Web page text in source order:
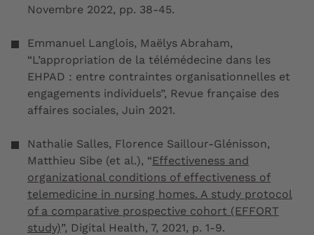
Novembre 2022, pp. 38-45.
Emmanuel Langlois, Maëlys Abraham,
“L’appropriation de la télémédecine dans les
EHPAD : entre contraintes organisationnelles et
engagements individuels”, Revue française des
affaires sociales, Juin 2021.
Nathalie Salles, Florence Saillour-Glénisson,
Matthieu Sibe (et al.), “Effectiveness and
organizational conditions of effectiveness of
telemedicine in nursing homes. A study protocol
of a comparative prospective cohort (EFFORT
study)”, Digital Health, 7, 2021, p. 1-9.